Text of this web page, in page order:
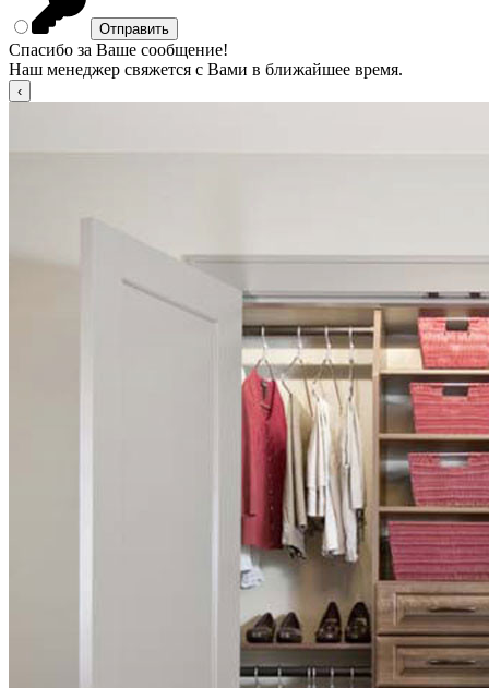
Спасибо за Ваше сообщение!
Наш менеджер свяжется с Вами в ближайшее время.